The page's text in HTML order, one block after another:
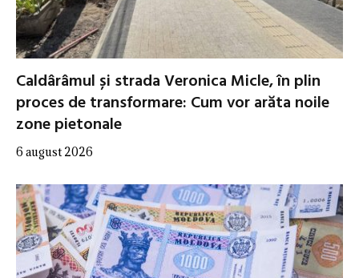
Caldârâmul și strada Veronica Micle, în plin
proces de transformare: Cum vor arăta noile
zone pietonale
6 august 2026